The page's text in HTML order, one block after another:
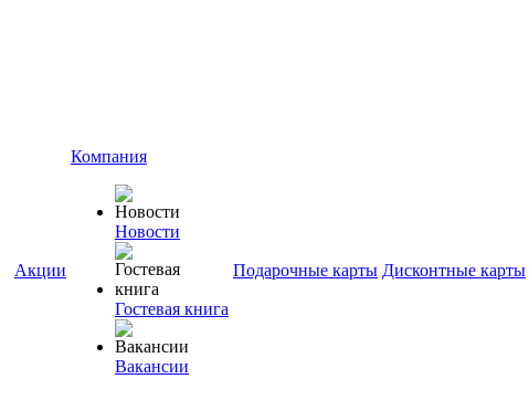
Акции
Компания
Новости
Гостевая книга
Вакансии
Подарочные карты Дисконтные карты